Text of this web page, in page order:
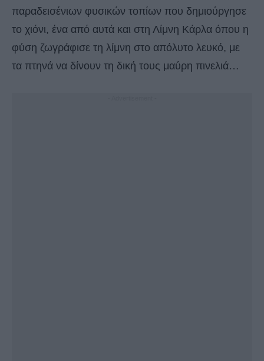
παραδεισένιων φυσικών τοπίων που δημιούργησε
το χιόνι, ένα από αυτά και στη Λίμνη Κάρλα όπου η
φύση ζωγράφισε τη λίμνη στο απόλυτο λευκό, με
τα πτηνά να δίνουν τη δική τους μαύρη πινελιά…